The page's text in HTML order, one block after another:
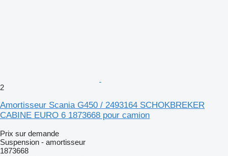
2
Amortisseur Scania G450 / 2493164 SCHOKBREKER
CABINE EURO 6 1873668 pour camion
Prix sur demande
Suspension - amortisseur
1873668